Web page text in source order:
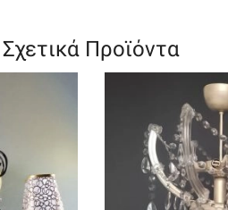
Σχετικά Προϊόντα